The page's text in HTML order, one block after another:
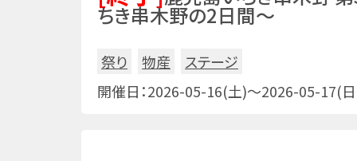
ちき串木野の2日間～
祭り 物産
ステージ
開催日：2026-05-16(土)～2026-05-17(